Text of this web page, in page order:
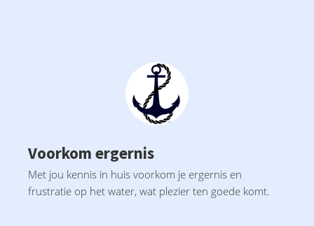
Voorkom ergernis
Met jou kennis in huis voorkom je ergernis en
frustratie op het water, wat plezier ten goede komt.